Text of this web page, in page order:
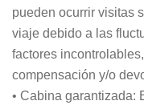
pueden ocurrir visitas
viaje debido a las
factores
compensación y/o
• Cabina garantizada: